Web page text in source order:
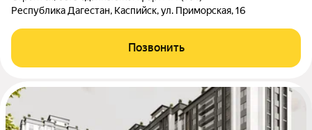
Республика Дагестан, Каспийск, ул. Приморская, 16
Позвонить